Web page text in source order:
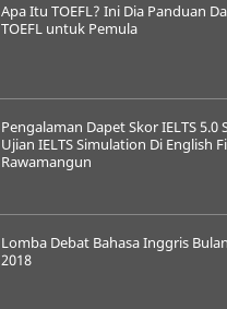
Apa Itu TOEFL? Ini Dia Panduan
TOEFL untuk Pemula
Pengalaman Dapet Skor IELTS 5.0
Ujian IELTS Simulation Di English
Rawamangun
Lomba Debat Bahasa Inggris
2018